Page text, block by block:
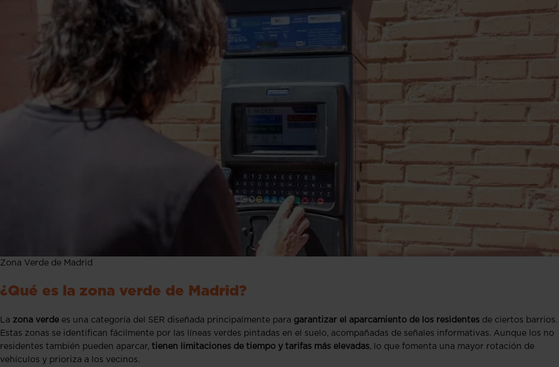
Zona Verde de Madrid
¿Qué es la zona verde de Madrid?
La zona verde es una categoría del SER diseñada principalmente para garantizar el aparcamiento de los residentes de ciertos barrios.
Estas zonas se identifican fácilmente por las líneas verdes pintadas en el suelo, acompañadas de señales informativas. Aunque los no
residentes también pueden aparcar, tienen limitaciones de tiempo y tarifas más elevadas, lo que fomenta una mayor rotación de
vehículos y prioriza a los vecinos.